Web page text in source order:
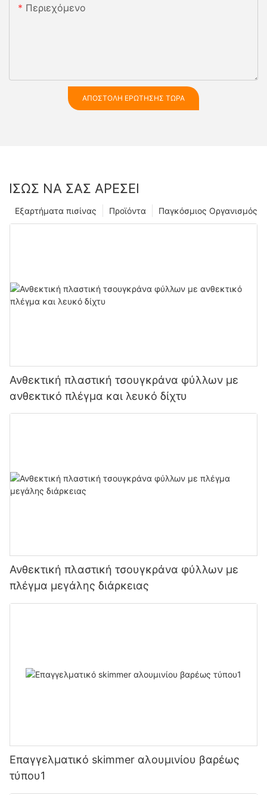
Περιεχόμενο
ΑΠΟΣΤΟΛΉ ΕΡΏΤΗΣΗΣ ΤΏΡΑ
ΊΣΩΣ ΝΑ ΣΑΣ ΑΡΈΣΕΙ
Παγκόσμιος Οργανισμός
Προϊόντα
Εξαρτήματα πισίνας
Ανθεκτική πλαστική τσουγκράνα φύλλων με
ανθεκτικό πλέγμα και λευκό δίχτυ
Ανθεκτική πλαστική τσουγκράνα φύλλων με
πλέγμα μεγάλης διάρκειας
Επαγγελματικό skimmer αλουμινίου βαρέως
τύπου1